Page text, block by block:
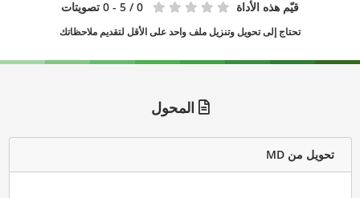
قيّم هذه الأداة 0 / 5 - 0 تصويتات
تحتاج إلى تحويل وتنزيل ملف واحد على الأقل لتقديم ملاحظاتك
المحول
تحويل من MD